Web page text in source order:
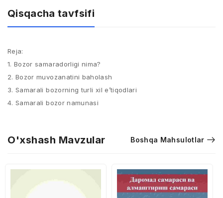
Qisqacha tavfsifi
Reja:
1. Bozor samaradorligi nima?
2. Bozor muvozanatini baholash
3. Samarali bozorning turli xil e’tiqodlari
4. Samarali bozor namunasi
O'xshash Mavzular Boshqa Mahsulotlar